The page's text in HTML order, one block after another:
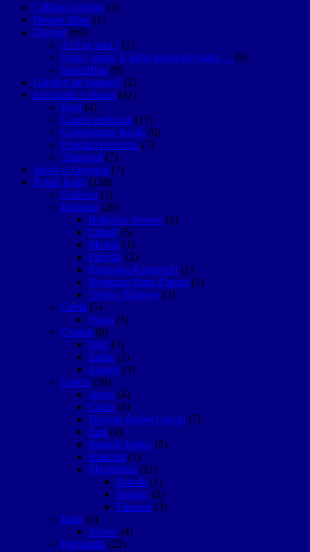
Călători-scriitori (3)
Despre Mine (1)
Diverse (69)
Aici aș vrea ! (2)
Statui, statui, E plină lumea de statui…. (9)
SuperBlog (8)
Gânduri pe tastatură (2)
Informatii si sfaturi (42)
Bani (4)
Cazari verificate (17)
Gastronomie locala (6)
Pregătiri de drum. (7)
Transport (7)
Istorii si Legende (7)
Restul lumii (138)
Andorra (1)
Bulgaria (20)
Bulgaria, diverse (3)
Litoral (5)
Melnik (1)
Plovdiv (2)
Regiunea Kiustendil (1)
Regiunea Stara Zagora (1)
Vekiko Târnovo (3)
Cehia (5)
Praga (3)
Croatia (9)
Split (3)
Zadar (2)
Zagreb (3)
Grecia (38)
Atena (4)
Corfu (4)
Diverse despre Grecia (7)
Epir (4)
Insulele Ionice (5)
Kastoria (1)
Macedonia (11)
Kavala (1)
Salonic (2)
Thassos (3)
Italia (6)
Trieste (4)
Portugalia (22)